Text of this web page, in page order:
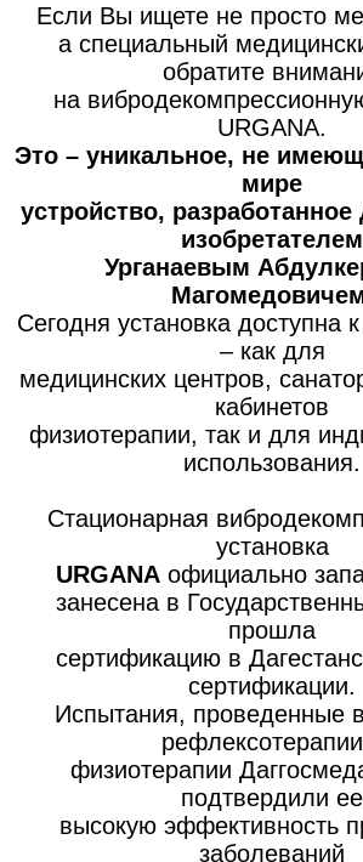
Если Вы ищете не просто
а специальный
обратите
на
URGANA.
Это – уникальное, не
мире
устройство, разработанное
изобретателем
Урганаевым
Сегодня установка доступна
– как для
медицинских центров,
кабинетов
физиотерапии, так и для
использования.
Стационарная
установка
URGANA официально
занесена в
прошла
сертификацию в
сертификации.
Испытания, проведенные
физиотерапии
подтвердили ее
высокую эффективность
заболеваний